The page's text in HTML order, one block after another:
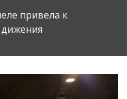
привела к